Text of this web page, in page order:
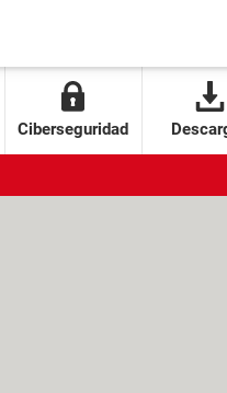
Ciberseguridad